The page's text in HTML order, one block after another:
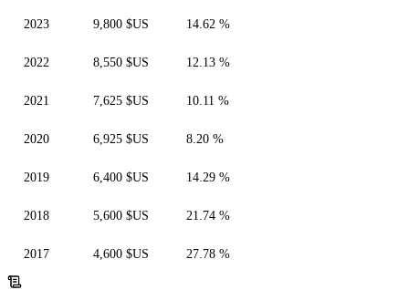
2023 9,800 $US 14.62 %
2022 8,550 $US 12.13 %
2021 7,625 $US 10.11 %
2020 6,925 $US 8.20 %
2019 6,400 $US 14.29 %
2018 5,600 $US 21.74 %
2017 4,600 $US 27.78 %